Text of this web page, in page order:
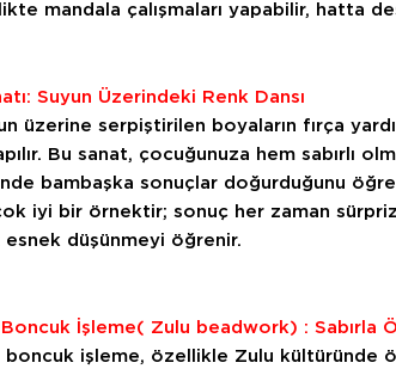
mandala çalışmaları yapabilir, hatta
Suyun Üzerindeki Renk Dansı
üzerine serpiştirilen boyaların fırça
Bu sanat, çocuğunuza hem sabırlı
bambaşka sonuçlar doğurduğunu
çok iyi bir örnektir; sonuç her zaman
düşünmeyi öğrenir.
İşleme( Zulu beadwork) : Sabırla
boncuk işleme, özellikle Zulu kültüründe